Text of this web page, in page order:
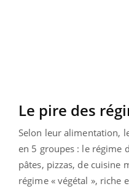
Le pire des
Selon leur alimentation,
en 5 groupes : le régime
pâtes, pizzas, de cuisine
régime « végétal », riche